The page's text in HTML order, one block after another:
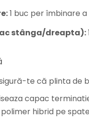
1 buc per îmbinare
stânga/dreapta):
te că plinta de
capac
hibrid pe